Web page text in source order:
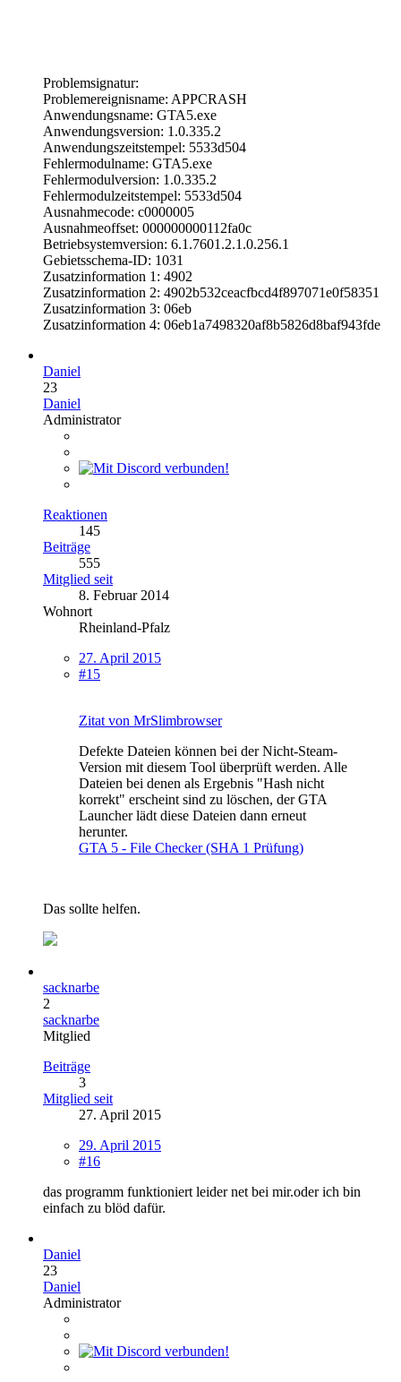
Problemsignatur:
Problemereignisname: APPCRASH
Anwendungsname: GTA5.exe
Anwendungsversion: 1.0.335.2
Anwendungszeitstempel: 5533d504
Fehlermodulname: GTA5.exe
Fehlermodulversion: 1.0.335.2
Fehlermodulzeitstempel: 5533d504
Ausnahmecode: c0000005
Ausnahmeoffset: 000000000112fa0c
Betriebsystemversion: 6.1.7601.2.1.0.256.1
Gebietsschema-ID: 1031
Zusatzinformation 1: 4902
Zusatzinformation 2: 4902b532ceacfbcd4f897071e0f58351
Zusatzinformation 3: 06eb
Zusatzinformation 4: 06eb1a7498320af8b5826d8baf943fde
Daniel
23
Daniel
Administrator
Reaktionen
145
Beiträge
555
Mitglied seit
8. Februar 2014
Wohnort
Rheinland-Pfalz
27. April 2015
#15
Zitat von MrSlimbrowser
Defekte Dateien können bei der Nicht-Steam-
Version mit diesem Tool überprüft werden. Alle
Dateien bei denen als Ergebnis "Hash nicht
korrekt" erscheint sind zu löschen, der GTA
Launcher lädt diese Dateien dann erneut
herunter.
GTA 5 - File Checker (SHA 1 Prüfung)
Das sollte helfen.
sacknarbe
2
sacknarbe
Mitglied
Beiträge
3
Mitglied seit
27. April 2015
29. April 2015
#16
das programm funktioniert leider net bei mir.oder ich bin
einfach zu blöd dafür.
Daniel
23
Daniel
Administrator